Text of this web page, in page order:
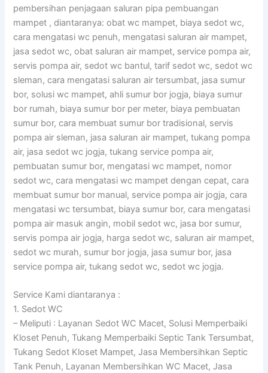
pembersihan penjagaan saluran pipa pembuangan
mampet , diantaranya: obat wc mampet, biaya sedot wc,
cara mengatasi wc penuh, mengatasi saluran air mampet,
jasa sedot wc, obat saluran air mampet, service pompa air,
servis pompa air, sedot wc bantul, tarif sedot wc, sedot wc
sleman, cara mengatasi saluran air tersumbat, jasa sumur
bor, solusi wc mampet, ahli sumur bor jogja, biaya sumur
bor rumah, biaya sumur bor per meter, biaya pembuatan
sumur bor, cara membuat sumur bor tradisional, servis
pompa air sleman, jasa saluran air mampet, tukang pompa
air, jasa sedot wc jogja, tukang service pompa air,
pembuatan sumur bor, mengatasi wc mampet, nomor
sedot wc, cara mengatasi wc mampet dengan cepat, cara
membuat sumur bor manual, service pompa air jogja, cara
mengatasi wc tersumbat, biaya sumur bor, cara mengatasi
pompa air masuk angin, mobil sedot wc, jasa bor sumur,
servis pompa air jogja, harga sedot wc, saluran air mampet,
sedot wc murah, sumur bor jogja, jasa sumur bor, jasa
service pompa air, tukang sedot wc, sedot wc jogja.
Service Kami diantaranya :
1. Sedot WC
– Meliputi : Layanan Sedot WC Macet, Solusi Memperbaiki
Kloset Penuh, Tukang Memperbaiki Septic Tank Tersumbat,
Tukang Sedot Kloset Mampet, Jasa Membersihkan Septic
Tank Penuh, Layanan Membersihkan WC Macet, Jasa